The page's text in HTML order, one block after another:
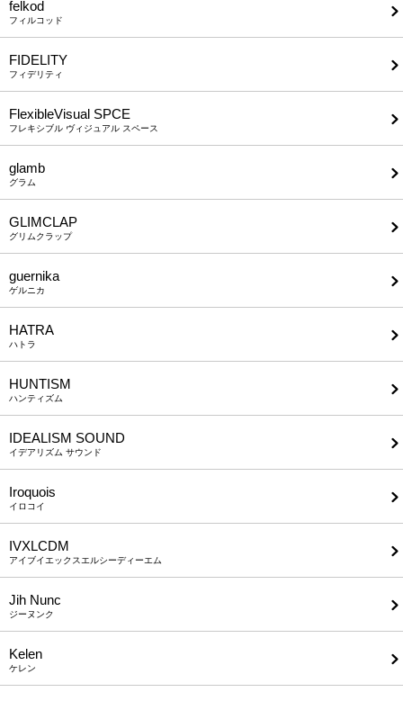
felkod
フィルコッド
FIDELITY
フィデリティ
FlexibleVisual SPCE
フレキシブル ヴィジュアル スペース
glamb
グラム
GLIMCLAP
グリムクラップ
guernika
ゲルニカ
HATRA
ハトラ
HUNTISM
ハンティズム
IDEALISM SOUND
イデアリズム サウンド
Iroquois
イロコイ
IVXLCDM
アイブイエックスエルシーディーエム
Jih Nunc
ジーヌンク
Kelen
ケレン